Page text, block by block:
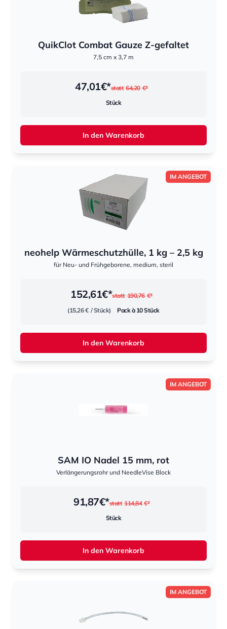
QuikClot Combat Gauze Z-gefaltet
7,5 cm x 3,7 m
statt 64,20 €*
47,01€*
Stück
In den Warenkorb
IM ANGEBOT
neohelp Wärmeschutzhülle, 1 kg – 2,5 kg
für Neu- und Frühgeborene, medium, steril
statt 190,76 €*
152,61€*
(15,26 € / Stück) Pack à 10 Stück
In den Warenkorb
IM ANGEBOT
SAM IO Nadel 15 mm, rot
Verlängerungsrohr und NeedleVise Block
statt 114,84 €*
91,87€*
Stück
In den Warenkorb
IM ANGEBOT